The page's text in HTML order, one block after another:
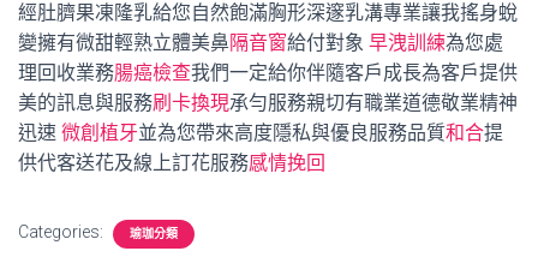
經肚臍果凍隆乳給您自然飽滿胸形深邃乳溝專業讓我搖身蛻
變擁有微甜輕熟立體美鼻隔音窗給付對象 早洩訓練為您處
理回收業務腸癌檢查我們一定給你伴隨客戶成長為客戶提供
美的訊息與服務刷卡換現承勻服務親切有職業道德敬業精神
迅速 微創植牙並為您帶來高度隱私與優良服務品質和合提
供代客送花及線上訂花服務感情挽回
Categories: 瑜珈分類